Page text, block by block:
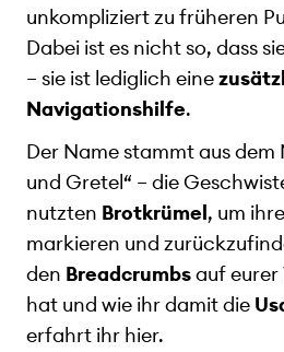
unkompliziert zu früheren
Dabei ist es nicht so, dass
– sie ist lediglich eine
Navigationshilfe.
Der Name stammt aus dem
und Gretel“ – die
nutzten Brotkrümel, um
markieren und
den Breadcrumbsauf eurer
hat und wie ihr damit die
erfahrt ihr hier.